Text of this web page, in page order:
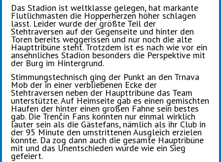
Das Stadion ist weltklasse gelegen, hat markante
Flutlichmasten die Hopperherzen höher schlagen
lässt. Leider wurde der größte Teil der
Stehtraversen auf der Gegenseite und hinter den
Toren bereits weggerissen und nur noch die alte
Haupttribüne steht. Trotzdem ist es nach wie vor ein
ansehnliches Stadion besonders die Perspektive mit
der Burg im Hintergrund.
Stimmungstechnisch ging der Punkt an den Trnava
Mob der in einer verbliebenen Ecke der
Stehtraversen neben der Haupttribüne das Team
unterstützte. Auf Heimseite gab es einen gemischten
Haufen der hinter einen großen Fahne sein bestes
gab. Die Trenčín Fans konnten nur einmal wirklich
lauter sein als die Gästefans, nämlich als ihr Club in
der 95 Minute den umstrittenen Ausgleich erzielen
konnte. Da zog dann auch die gesamte Hauptribüne
mit und das Unentschieden wurde wie ein Sieg
gefeiert.